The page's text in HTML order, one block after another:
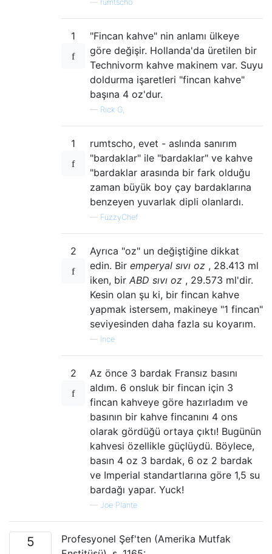
rumtscho
1
"Fincan kahve" nin anlamı ülkeye
göre değişir. Hollanda'da üretilen bir
Technivorm kahve makinem var. Suyu
doldurma işaretleri "fincan kahve"
başına 4 oz'dur.
— Rick G,
1
rumtscho, evet - aslında sanırım
"bardaklar" ile "bardaklar" ve kahve
"bardaklar arasında bir fark olduğu
zaman büyük boy çay bardaklarına
benzeyen yuvarlak dipli olanlardı.
— FuzzyChef
2
Ayrıca "oz" un değiştiğine dikkat
edin. Bir emperyal sıvı oz , 28.413 ml
iken, bir ABD sıvı oz , 29.573 ml'dir.
Kesin olan şu ki, bir fincan kahve
yapmak istersem, makineye "1 fincan"
seviyesinden daha fazla su koyarım.
— İnce
2
Az önce 3 bardak Fransız basını
aldım. 6 onsluk bir fincan için 3
fincan kahveye göre hazırladım ve
basının bir kahve fincanını 4 ons
olarak gördüğü ortaya çıktı! Bugünün
kahvesi özellikle güçlüydü. Böylece,
basın 4 oz 3 bardak, 6 oz 2 bardak
ve Imperial standartlarına göre 1,5 su
bardağı yapar. Yuck!
— Joe Plante
5
Profesyonel Şef'ten (Amerika Mutfak